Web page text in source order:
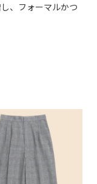
、フォーマルかつ